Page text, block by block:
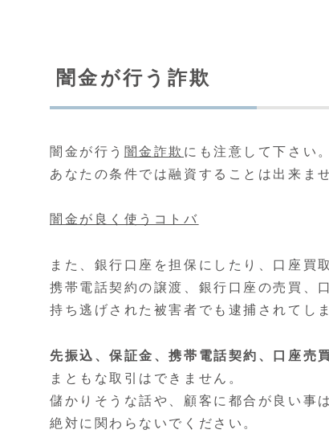
闇金が行う詐欺
闇金が行う 闇金詐欺 にも注意して下さい。
あなたの条件では融資することは出来ま
闇金が良く使うコトバ
また、銀行口座を担保にしたり、口座買
携帯電話契約の譲渡、銀行口座の売買、
持ち逃げされた被害者でも逮捕されてし
先振込、保証金、携帯電話契約、口座売
まともな取引はできません。
儲かりそうな話や、顧客に都合が良い事
絶対に関わらないでください。